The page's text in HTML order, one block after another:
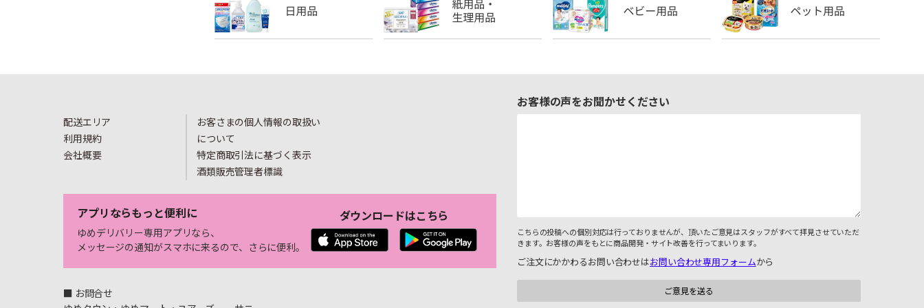
配送エリア
利用規約
会社概要
お客さまの個人情報の取扱い
について
特定商取引法に基づく表示
酒類販売管理者標識
アプリならもっと便利に
ゆめデリバリー専用アプリなら、
メッセージの通知がスマホに来るので、さらに便利。
ダウンロードはこちら
■ お問合せ
お客様の声をお聞かせください
こちらの投稿への個別対応は行っておりませんが、頂いたご意見はスタッフがすべて拝見させていただ
きます。お客様の声をもとに商品開発・サイト改善を行ってまいります。
ご注文にかかわるお問い合わせはお問い合わせ専用フォームから